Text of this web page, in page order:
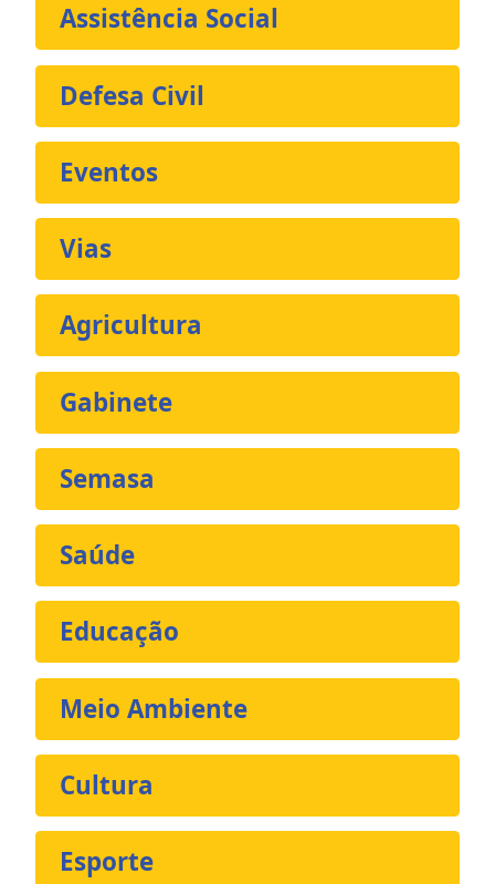
Assistência Social
Defesa Civil
Eventos
Vias
Agricultura
Gabinete
Semasa
Saúde
Educação
Meio Ambiente
Cultura
Esporte